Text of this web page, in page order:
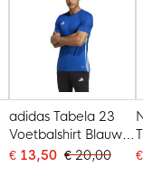
adidas Tabela 23
Voetbalshirt Blauw
Wit
€ 13,50 € 20,00